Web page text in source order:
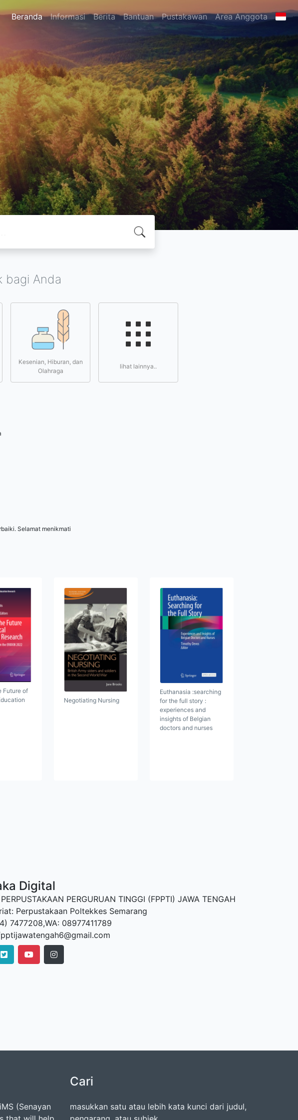
Beranda Informasi Berita Bantuan Pustakawan Area Anggota
bagi Anda
Kesenian, Hiburan, dan
Olahraga
lihat lainnya..
Selamat menikmati
Future of
Negotiating Nursing
Euthanasia :searching
for the full story :
experiences and
insights of Belgian
doctors and nurses
Digital
PERGURUAN TINGGI (FPPTI) JAWA TENGAH
Perpustakaan Poltekkes Semarang
7477208,WA: 08977411789
(Senayan
Cari
masukkan satu atau lebih kata kunci dari judul,